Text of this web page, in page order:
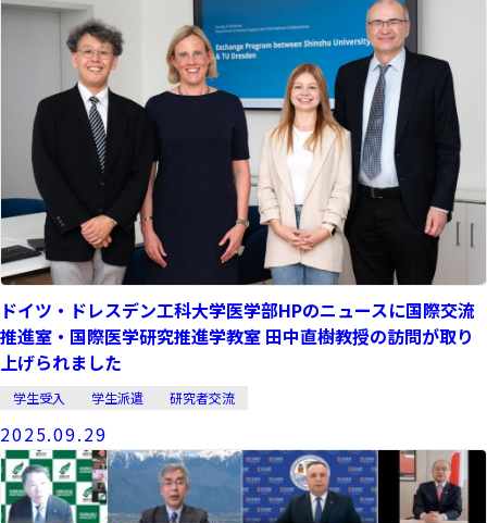
ドイツ・ドレスデン工科大学医学部HPのニュースに国際交流
推進室・国際医学研究推進学教室 田中直樹教授の訪問が取り
上げられました
学生受入 学生派遣 研究者交流
2025.09.29